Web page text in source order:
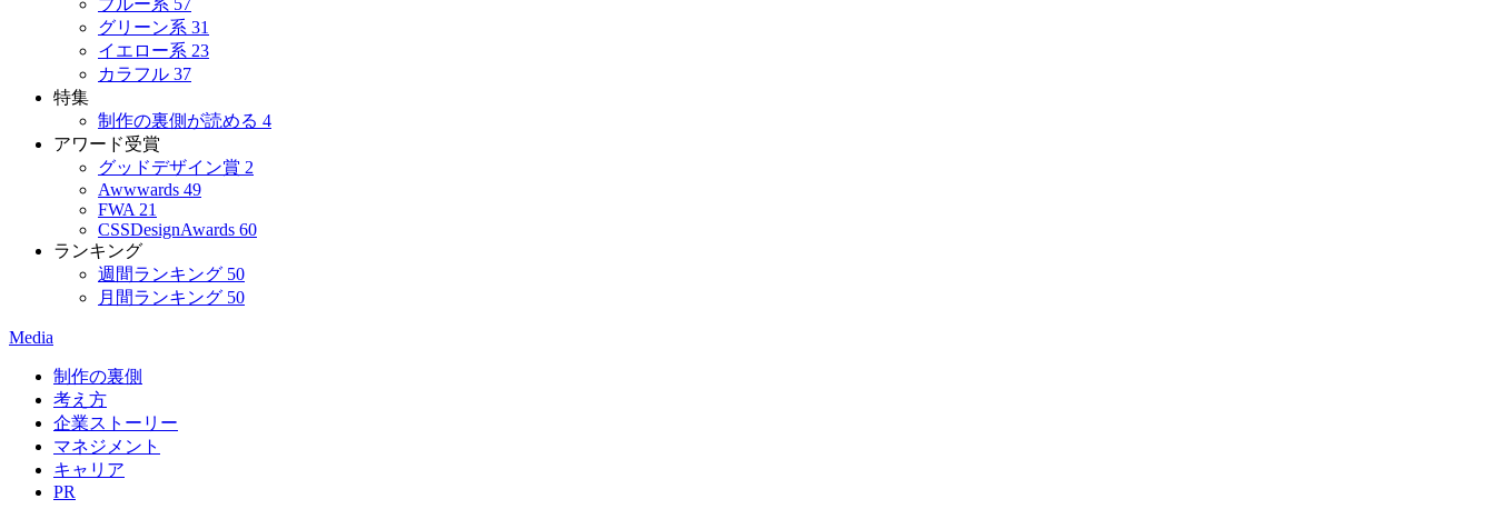
ブルー系 57
グリーン系 31
イエロー系 23
カラフル 37
特集
制作の裏側が読める 4
アワード受賞
グッドデザイン賞 2
Awwwards 49
FWA 21
CSSDesignAwards 60
ランキング
週間ランキング 50
月間ランキング 50
Media
制作の裏側
考え方
企業ストーリー
マネジメント
キャリア
PR